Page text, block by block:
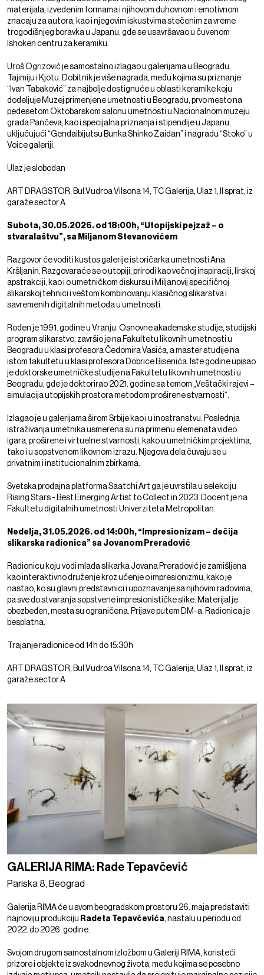
materijala, izvedenim formama i njihovom duhovnom i emotivnom
znacaju za autora, kao i njegovim iskustvima stečenim za vreme
trogodišnjeg boravka u Japanu, gde se usavršavao u čuvenom
Ishoken centru za keramiku.
Uroš Ogrizović je samostalno izlagao u galerijama u Beogradu,
Tajimiju i Kjotu. Dobitnik je više nagrada, među kojima su priznanje
“Ivan Tabaković” za najbolje dostignuće u oblasti keramike koju
dodeljuje Muzej primenjene umetnosti u Beogradu, prvo mesto na
pedesetom Oktobarskom salonu umetnosti u Nacionalnom muzeju
grada Pančeva, kao i specijalna priznanja i stipendije u Japanu,
uključujući “Gendaibijutsu Bunka Shinko Zaidan” i nagradu “Stoko” u
Voice galeriji.
Ulaz je slobodan
ART DRAGSTOR, Bul.Vudroa Vilsona 14, TC Galerija, Ulaz 1, II sprat, iz
garaže sector A
Subota, 30.05.2026. od 18:00h, “Utopijski pejzaž – o
stvaralaštvu”, sa Miljanom Stevanovićem
Razgovor će voditi kustos galerije istoričarka umetnosti Ana
Kršljanin. Razgovaraće se o utopiji, prirodi kao večnoj inspiraciji, lirskoj
apstrakciji, kao i o umetničkom diskursu i Miljanovij specifičnoj
slikarskoj tehnici i veštom kombinovanju klasičnog slikarstva i
savremenih digitalnih metoda u umetnosti.
Rođen je 1991. godine u Vranju. Osnovne akademske studije, studijski
program slikarstvo, završio je na Fakultetu likovnih umetnosti u
Beogradu u klasi profesora Čedomira Vasića, a master studije na
istom fakultetu u klasi profesora Dobrice Bisenića. Iste godine upisao
je doktorske umetničke studije na Fakultetu likovnih umetnosti u
Beogradu, gde je doktorirao 2021. godine sa temom „Veštački rajevi –
simulacija utopijskih prostora metodom proširene stvarnosti“.
Izlagao je u galerijama širom Srbije kao i u inostranstvu. Poslednja
istraživanja umetnika usmerena su na primenu elemenata video
igara, proširene i virtuelne stvarnosti, kako u umetničkim projektima,
tako i u sopstvenom likovnom izrazu. Njegova dela čuvaju se u
privatnim i institucionalnim zbirkama.
Svetska prodajna platforma Saatchi Art ga je uvrstila u selekciju
Rising Stars - Best Emerging Artist to Collect in 2023. Docent je na
Fakultetu digitalnih umetnosti Univerziteta Metropolitan.
Nedelja, 31.05.2026. od 14:00h, “Impresionizam – dečija
slikarska radionica” sa Jovanom Preradović
Radionicu koju vodi mlada slikarka Jovana Preradović je zamišljena
kao interaktivno druženje kroz učenje o impresionizmu, kako je
nastao, ko su glavni predstavnici i upoznavanje sa njihovim radovima,
pa sve do stvaranja sopstvene impresionističke slike. Materijal je
obezbeđen, mesta su ograničena. Prijave putem DM-a. Radionica je
besplatna.
Trajanje radionice od 14h do 15:30h
ART DRAGSTOR, Bul.Vudroa Vilsona 14, TC Galerija, Ulaz 1, II sprat, iz
garaže sector A
GALERIJA RIMA: Rade Tepavčević
Pariska 8, Beograd
Galerija RIMA će u svom beogradskom prostoru 26. maja predstaviti
najnoviju produkciju Radeta Tepavčevića , nastalu u periodu od
2022. do 2026. godine.
Svojom drugom samostalnom izložbom u Galeriji RIMA, koristeći
prizore i objekte iz svakodnevnog života, među kojima se posebno